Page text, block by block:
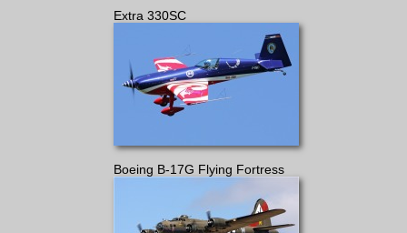
Extra 330SC
Boeing B-17G Flying Fortress